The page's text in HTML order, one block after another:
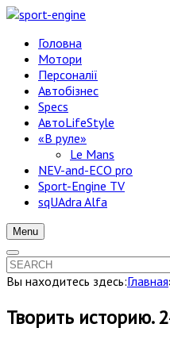
Головна
Мотори
Персоналії
Автобізнес
Specs
АвтоLifeStyle
«В руле»
Le Mans
NEV-and-ECO pro
Sport-Engine TV
sqUAdra Alfa
Menu
Вы находитесь здесь:Главная
Творить историю.